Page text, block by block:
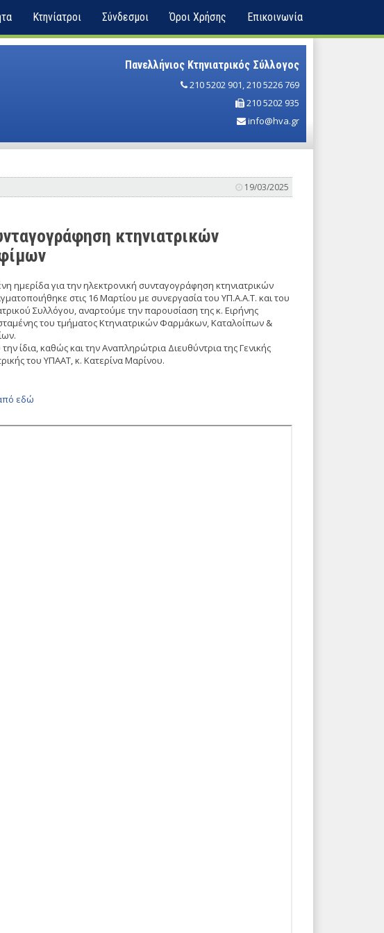
Κτηνίατροι Σύνδεσμοι Όροι Χρήσης Επικοινωνία
Πανελλήνιος Κτηνιατρικός Σύλλογος
210 5202 901,210 5226 769
210 5202 935
info@hva.gr
19/03/2025
κτηνιατρικών
ημερίδα για την ηλεκτρονική συνταγογράφηση κτηνιατρικών
στις 16 Μαρτίου με συνεργασία του ΥΠ.Α.Α.Τ. και του
Συλλόγου, αναρτούμε την παρουσίαση της κ. Ειρήνης
του τμήματος Κτηνιατρικών Φαρμάκων, Καταλοίπων &
ίδια, καθώς και την Αναπληρώτρια Διευθύντρια της Γενικής
του ΥΠΑΑΤ, κ. Κατερίνα Μαρίνου.
εδώ